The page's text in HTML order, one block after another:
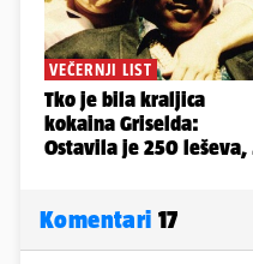
Komentari 17